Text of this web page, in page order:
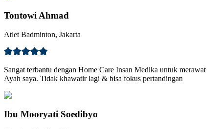
Tontowi Ahmad
Atlet Badminton, Jakarta
Sangat terbantu dengan Home Care Insan Medika untuk merawat
Ayah saya. Tidak khawatir lagi & bisa fokus pertandingan
Ibu Mooryati Soedibyo